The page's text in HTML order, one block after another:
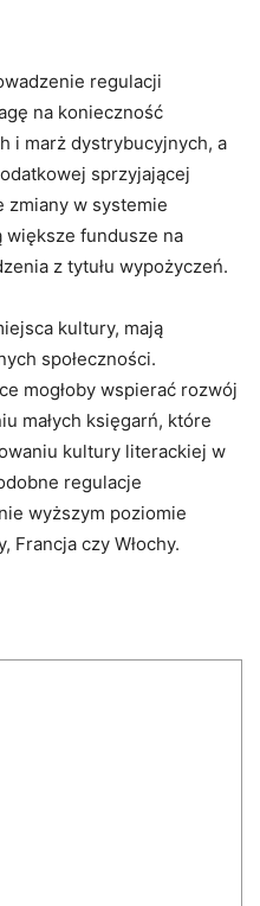
regulacji
na konieczność
i marż dystrybucyjnych, a
sprzyjającej
zmiany w systemie
fundusze na
z tytułu wypożyczeń.
kultury, mają
społeczności.
mogłoby wspierać rozwój
małych księgarń, które
kultury literackiej w
regulacje
wyższym poziomie
Francja czy Włochy.